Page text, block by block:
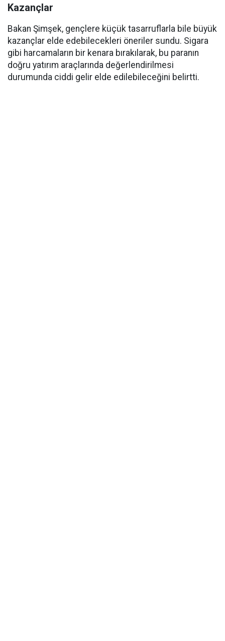
Kazançlar
Bakan Şimşek, gençlere küçük tasarruflarla bile büyük
kazançlar elde edebilecekleri öneriler sundu. Sigara
gibi harcamaların bir kenara bırakılarak, bu paranın
doğru yatırım araçlarında değerlendirilmesi
durumunda ciddi gelir elde edilebileceğini belirtti.